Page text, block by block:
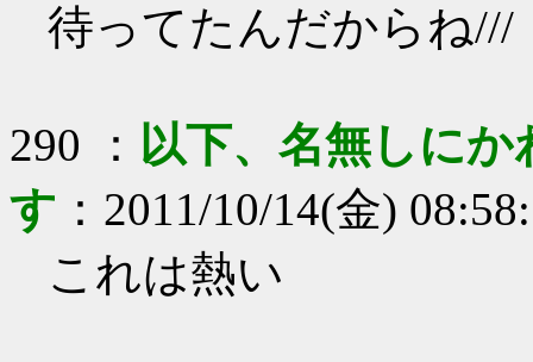
待ってたんだからね///
290 ： 以下、名無しに
す ： 2011/10/14(金)
これは熱い